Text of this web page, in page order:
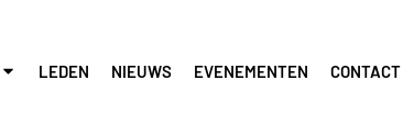
LEDEN NIEUWS EVENEMENTEN CONTACT